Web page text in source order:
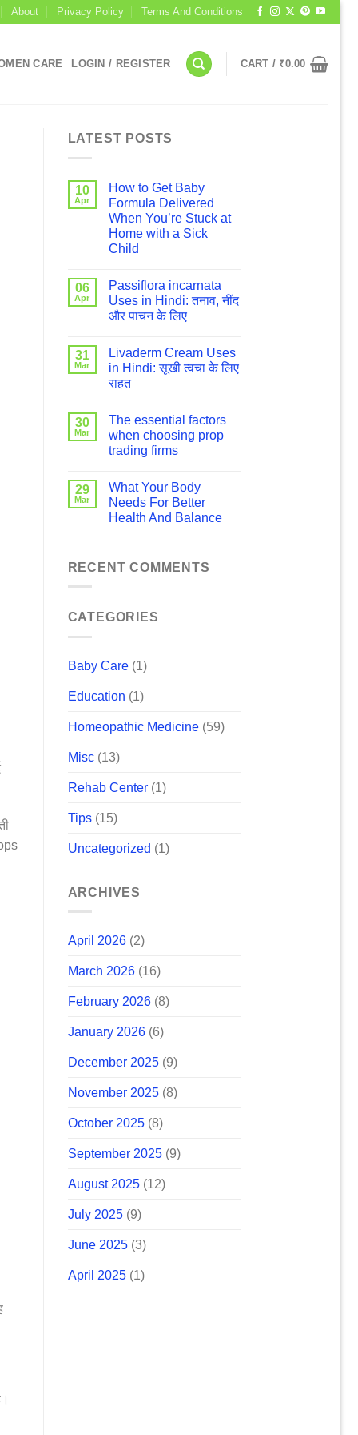
About Privacy Policy Terms And Conditions
CARE LOGIN / REGISTER CART / ₹0.00
LATEST POSTS
10
Apr
How to Get Baby
Formula Delivered
When You’re Stuck at
Home with a Sick
Child
06
Apr
Passiflora incarnata
Uses in Hindi: तनाव, नींद
और पाचन के लिए
31
Mar
Livaderm Cream Uses
in Hindi: सूखी त्वचा के लिए
राहत
30
Mar
The essential factors
when choosing prop
trading firms
29
Mar
What Your Body
Needs For Better
Health And Balance
RECENT COMMENTS
CATEGORIES
Baby Care(1)
Education (1)
Homeopathic Medicine(59)
Misc(13)
Rehab Center(1)
Tips(15)
Uncategorized (1)
ARCHIVES
April 2026(2)
March 2026(16)
February 2026(8)
January 2026(6)
December 2025(9)
November 2025(8)
October 2025(8)
September 2025(9)
August 2025(12)
July 2025(9)
June 2025(3)
April 2025(1)